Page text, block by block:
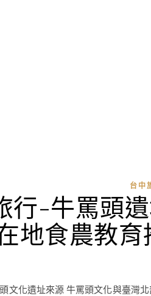
台中
行-牛罵頭
地食農教
文化遺址來源 牛罵頭文化與臺灣